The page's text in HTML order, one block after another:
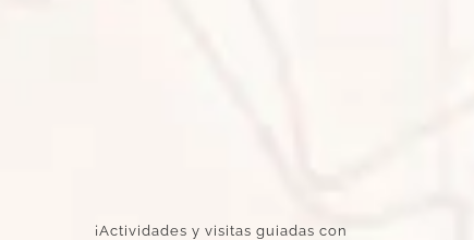
¡Actividades y visitas guiadas con